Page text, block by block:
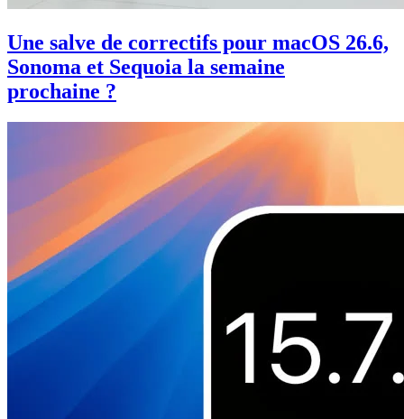
Une salve de correctifs pour macOS 26.6,
Sonoma et Sequoia la semaine
prochaine ?